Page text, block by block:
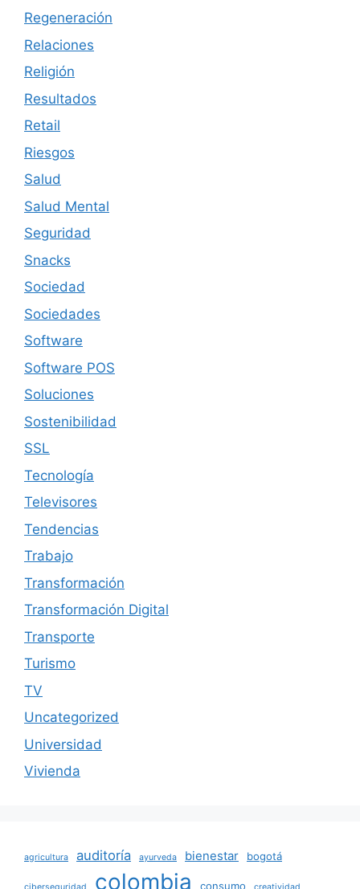
Regeneración
Relaciones
Religión
Resultados
Retail
Riesgos
Salud
Salud Mental
Seguridad
Snacks
Sociedad
Sociedades
Software
Software POS
Soluciones
Sostenibilidad
SSL
Tecnología
Televisores
Tendencias
Trabajo
Transformación
Transformación Digital
Transporte
Turismo
TV
Uncategorized
Universidad
Vivienda
agricultura auditoría ayurveda bienestar bogotá
colombia consumo